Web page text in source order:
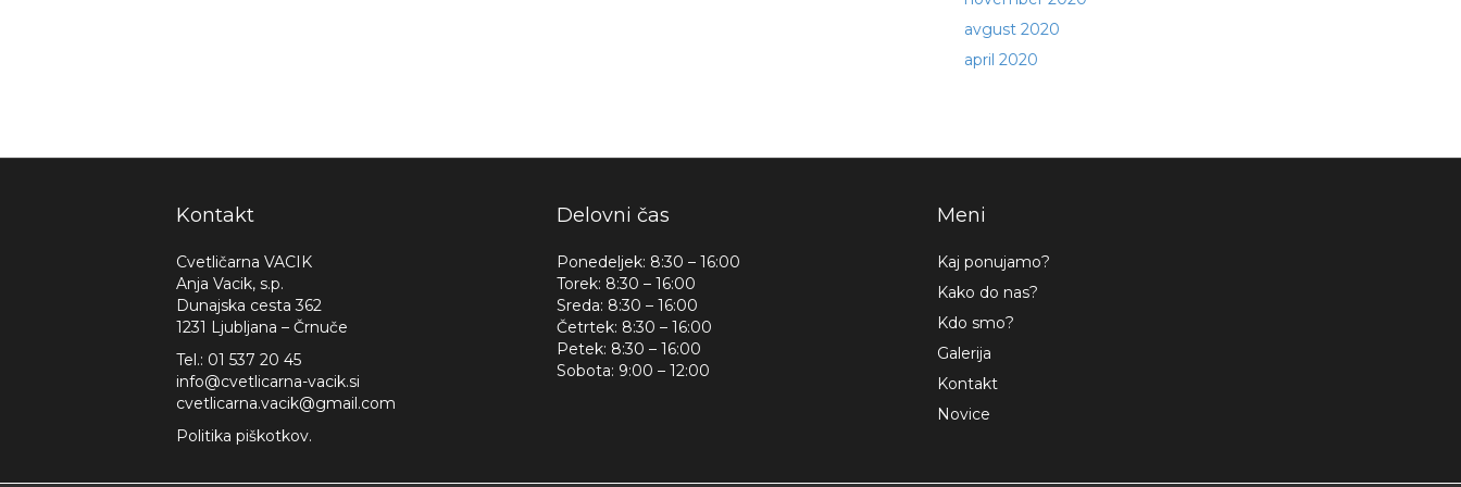
avgust 2020
april 2020
Kontakt
Cvetličarna VACIK
Anja Vacik, s.p.
Dunajska cesta 362
1231 Ljubljana – Črnuče
Tel.: 01 537 20 45
info@cvetlicarna-vacik.si
cvetlicarna.vacik@gmail.com
Politika piškotkov.
Delovni čas
Ponedeljek: 8:30 – 16:00
Torek: 8:30 – 16:00
Sreda: 8:30 – 16:00
Četrtek: 8:30 – 16:00
Petek: 8:30 – 16:00
Sobota: 9:00 – 12:00
Meni
Kaj ponujamo?
Kako do nas?
Kdo smo?
Galerija
Kontakt
Novice